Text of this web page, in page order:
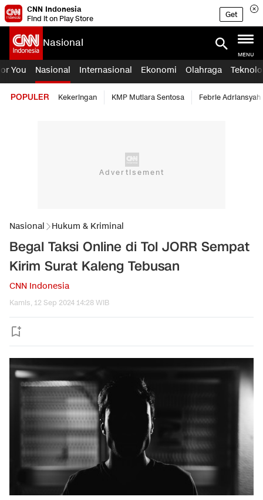
CNN Indonesia
Find it on Play Store
Get
Nasional
MENU
You Nasional Internasional Ekonomi Olahraga
POPULER Kekeringan KMP Mutiara Sentosa Febrie Adriansyah
Nasional Hukum & Kriminal
Begal Taksi Online di Tol JORR Sempat
Kirim Surat Kaleng Tebusan
CNN Indonesia
Kamis, 12 Sep 2024 14:28 WIB